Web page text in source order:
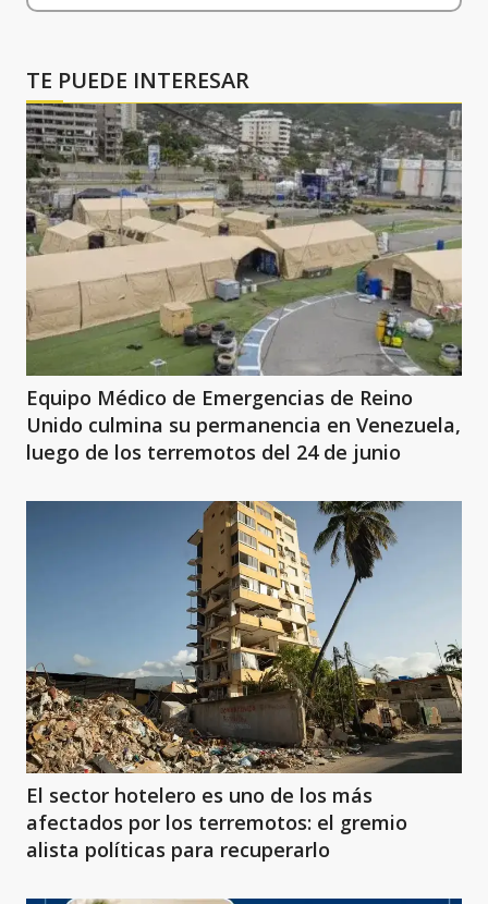
TE PUEDE INTERESAR
Equipo Médico de Emergencias de Reino
Unido culmina su permanencia en Venezuela,
luego de los terremotos del 24 de junio
El sector hotelero es uno de los más
afectados por los terremotos: el gremio
alista políticas para recuperarlo